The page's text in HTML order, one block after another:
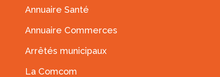
Annuaire Santé
Annuaire Commerces
Arrêtés municipaux
La Comcom